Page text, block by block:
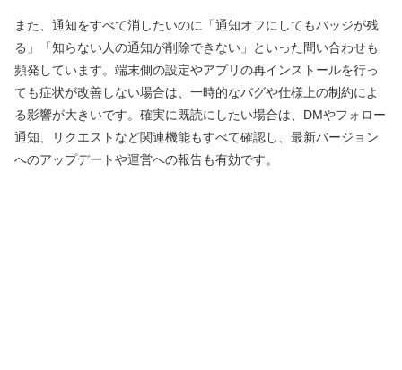
また、通知をすべて消したいのに「通知オフにしてもバッジが残
る」「知らない人の通知が削除できない」といった問い合わせも
頻発しています。端末側の設定やアプリの再インストールを行っ
ても症状が改善しない場合は、一時的なバグや仕様上の制約によ
る影響が大きいです。確実に既読にしたい場合は、DMやフォロー
通知、リクエストなど関連機能もすべて確認し、最新バージョン
へのアップデートや運営への報告も有効です。